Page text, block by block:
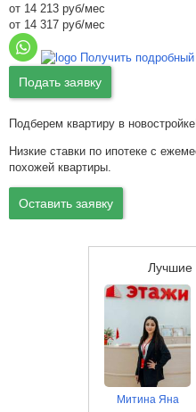
от 14 213 руб/мес
от 14 317 руб/мес
Получить подробный
Подать заявку
Подберем квартиру в
Низкие ставки по ипотеке с
похожей квартиры.
Оставить заявку
Лучшие
Митина Яна